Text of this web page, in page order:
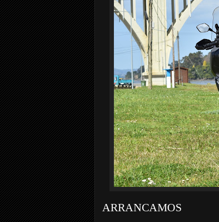
ARRANCAMOS